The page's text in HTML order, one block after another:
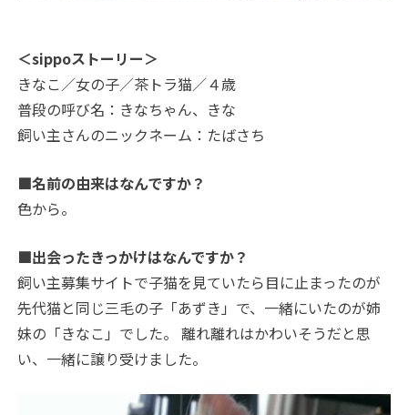
＜sippoストーリー＞
きなこ／女の子／茶トラ猫／４歳
普段の呼び名：きなちゃん、きな
飼い主さんのニックネーム：たばさち
■名前の由来はなんですか？
色から。
■出会ったきっかけはなんですか？
飼い主募集サイトで子猫を見ていたら目に止まったのが
先代猫と同じ三毛の子「あずき」で、一緒にいたのが姉
妹の「きなこ」でした。 離れ離れはかわいそうだと思
い、一緒に譲り受けました。